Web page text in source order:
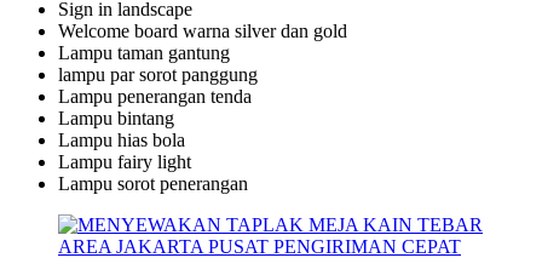
Sign in landscape
Welcome board warna silver dan gold
Lampu taman gantung
lampu par sorot panggung
Lampu penerangan tenda
Lampu bintang
Lampu hias bola
Lampu fairy light
Lampu sorot penerangan